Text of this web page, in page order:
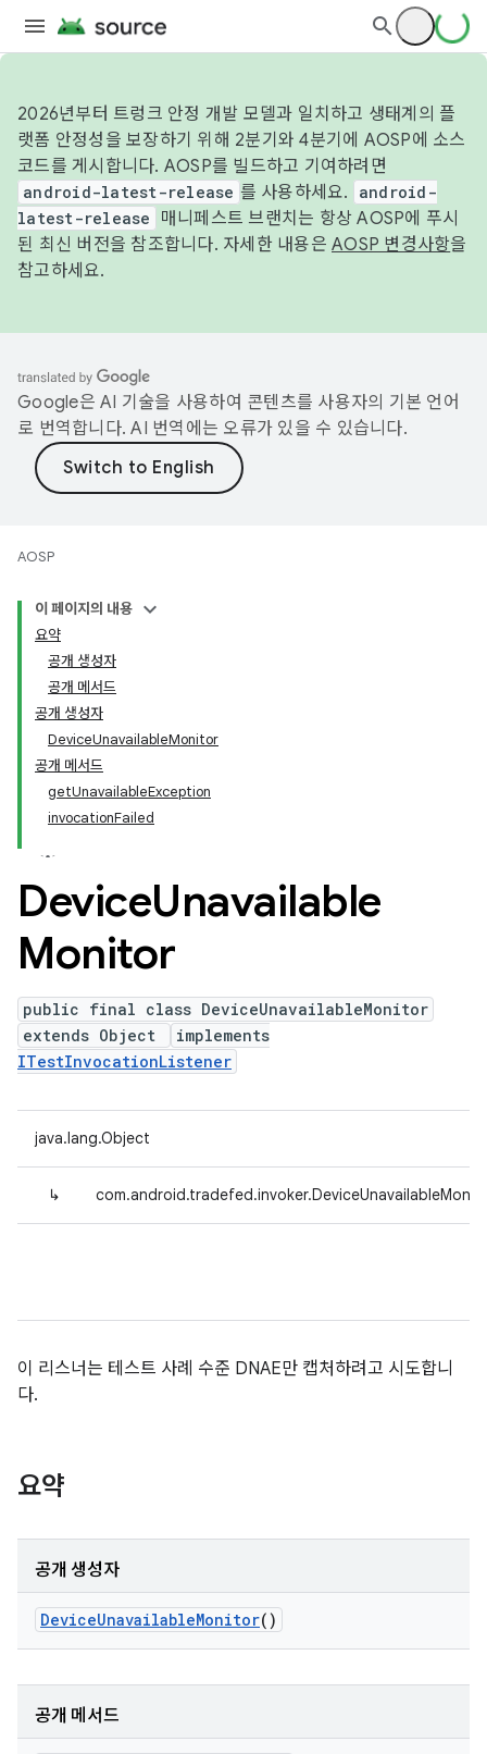
2026년부터 트렁크 안정 개발 모델과 일치하고 생태계의 플
랫폼 안정성을 보장하기 위해 2분기와 4분기에 AOSP에 소스
코드를 게시합니다. AOSP를 빌드하고 기여하려면
android-latest-release 를 사용하세요.
android-
latest-release
매니페스트 브랜치는 항상 AOSP에 푸시
된 최신 버전을 참조합니다. 자세한 내용은 AOSP 변경사항을
참고하세요.
Google은 AI 기술을 사용하여 콘텐츠를 사용자의 기본 언어
로 번역합니다. AI 번역에는 오류가 있을 수 있습니다.
AOSP
이 페이지의 내용
요약
공개 생성자
공개 메서드
공개 생성자
DeviceUnavailableMonitor
공개 메서드
getUnavailableException
invocationFailed
DeviceUnavailable
Monitor
public final class DeviceUnavailableMonitor
extends Object
implements
ITestInvocationListener
java.lang.Object
↳
이 리스너는 테스트 사례 수준 DNAE만 캡처하려고 시도합니
다.
요약
공개 생성자
DeviceUnavailableMonitor()
공개 메서드